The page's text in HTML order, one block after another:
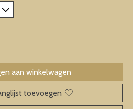
aan winkelwagen
toevoegen